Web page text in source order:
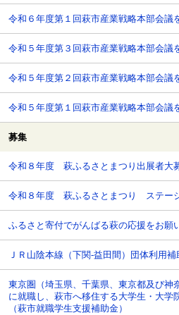
令和６年度第１回萩市産業戦略本部会議
令和５年度第３回萩市産業戦略本部会議
令和５年度第２回萩市産業戦略本部会議
令和５年度第１回萩市産業戦略本部会議
募集
令和８年度 萩ふるさとまつり出展者大
令和８年度 萩ふるさとまつり ステー
ふるさと寄付でがんばる萩の応援をお願
ＪＲ山陰本線（下関-益田間）団体利用
東京圏（埼玉県、千葉県、東京都及び神
に就職し、萩市へ移住する大学生・大学
（萩市就職学生支援補助金）